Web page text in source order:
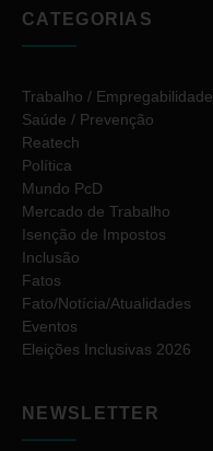
CATEGORIAS
Trabalho / Empregabilidade
Saúde / Prevenção
Reatech
Política
Mundo PcD
Mercado de Trabalho
Isenção de Impostos
Inclusão
Fatos
Fato/Notícia/Atualidades
Eventos
Eleições Inclusivas 2026
NEWSLETTER